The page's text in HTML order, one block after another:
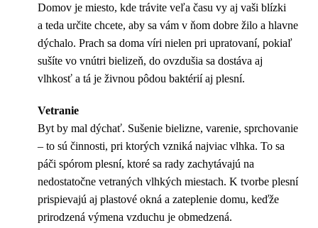
Domov je miesto, kde trávite veľa času vy aj vaši blízki
a teda určite chcete, aby sa vám v ňom dobre žilo a hlavne
dýchalo. Prach sa doma víri nielen pri upratovaní, pokiaľ
sušíte vo vnútri bielizeň, do ovzdušia sa dostáva aj
vlhkosť a tá je živnou pôdou baktérií aj plesní.
Vetranie
Byt by mal dýchať. Sušenie bielizne, varenie, sprchovanie
– to sú činnosti, pri ktorých vzniká najviac vlhka. To sa
páči spórom plesní, ktoré sa rady zachytávajú na
nedostatočne vetraných vlhkých miestach. K tvorbe plesní
prispievajú aj plastové okná a zateplenie domu, keďže
prirodzená výmena vzduchu je obmedzená.